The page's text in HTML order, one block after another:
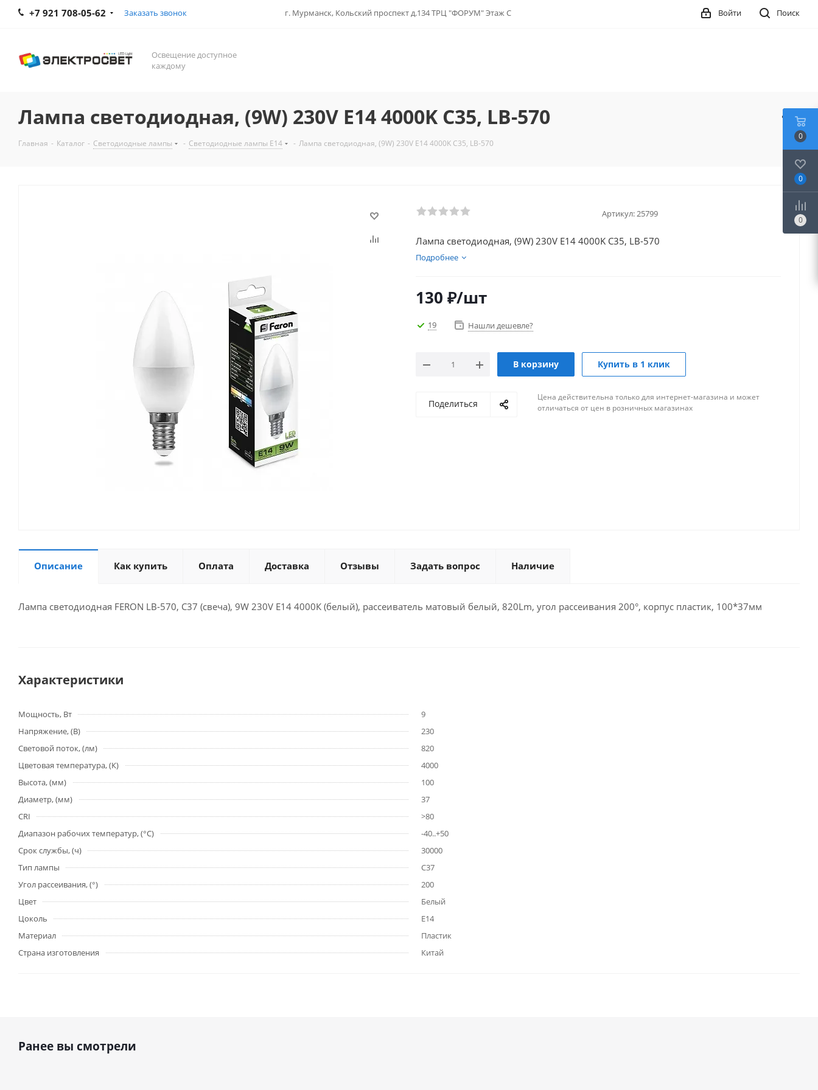
+7 921 708-05-62 Заказать звонок г. Мурманск, Кольский проспект д.134 ТРЦ "ФОРУМ" Этаж С Поиск
Войти
Освещение доступное
каждому
Лампа светодиодная, (9W) 230V E14 4000K С35, LB-570
Главная - Каталог - Светодиодные лампы - Светодиодные лампы E14 - Лампа светодиодная, (9W) 230V E14 4000K С35, LB-570
Артикул: 25799
Лампа светодиодная, (9W) 230V E14 4000K С35, LB-570
Подробнее
130 ₽/шт
19 Нашли дешевле?
В корзину Купить в 1 клик
Поделиться
Цена действительна только для интернет-магазина и может
отличаться от цен в розничных магазинах
Описание Как купить Оплата Доставка Отзывы Задать вопрос Наличие
Лампа светодиодная FERON LB-570, C37 (свеча), 9W 230V E14 4000К (белый), рассеиватель матовый белый, 820Lm, угол рассеивания 200°, корпус пластик, 100*37мм
Характеристики
Мощность, Вт
9
Напряжение, (В)
230
Световой поток, (лм)
820
Цветовая температура, (К)
4000
Высота, (мм)
100
Диаметр, (мм)
37
CRI
>80
Диапазон рабочих температур, (°С)
-40..+50
Срок службы, (ч)
30000
Тип лампы
C37
Угол рассеивания, (°)
200
Цвет
Белый
Цоколь
E14
Материал
Пластик
Страна изготовления
Китай
Ранее вы смотрели
0
0
0